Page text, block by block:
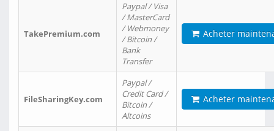
TakePremium.com
Paypal / Visa
/ MasterCard
/ Webmoney
/ Bitcoin /
Bank
Transfer
Acheter
FileSharingKey.com
Paypal /
Credit Card /
Bitcoin /
Altcoins
Acheter